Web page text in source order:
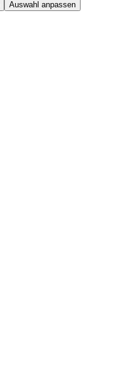
Auswahl anpassen